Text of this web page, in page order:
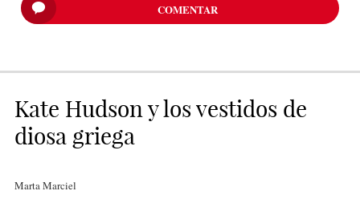
COMENTAR
Kate Hudson y los vestidos de
diosa griega
Marta Marciel